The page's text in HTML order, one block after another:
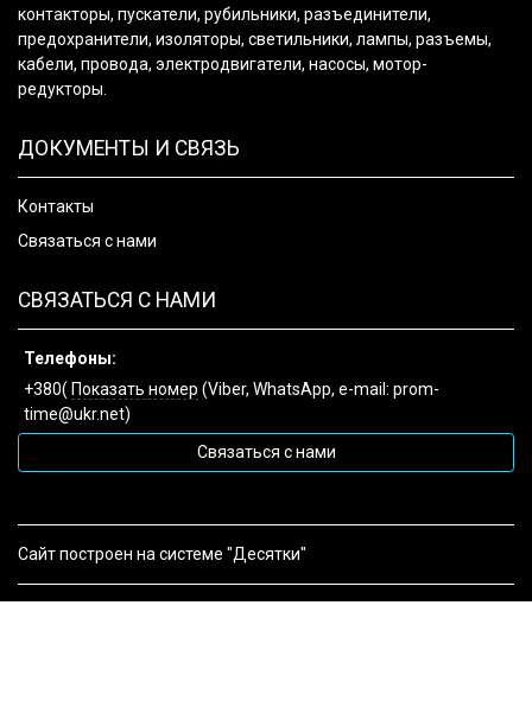
контакторы, пускатели, рубильники, разъединители,
предохранители, изоляторы, светильники, лампы, разъемы,
кабели, провода, электродвигатели, насосы, мотор-
редукторы.
ДОКУМЕНТЫ И СВЯЗЬ
Контакты
Связаться с нами
СВЯЗАТЬСЯ С НАМИ
Телефоны:
+380( Показать номер (Viber, WhatsApp, e-mail: prom-
time@ukr.net)
Связаться с нами
Сайт построен на системе "Десятки"